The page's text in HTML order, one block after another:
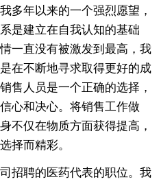
多年以来的一个强烈愿望，
是建立在自我认知的基础
一直没有被激发到最高，我
在不断地寻求取得更好的成
售人员是一个正确的选择，
心和决心。将销售工作做
不仅在物质方面获得提高，
择而精彩。
招聘的医药代表的职位。我